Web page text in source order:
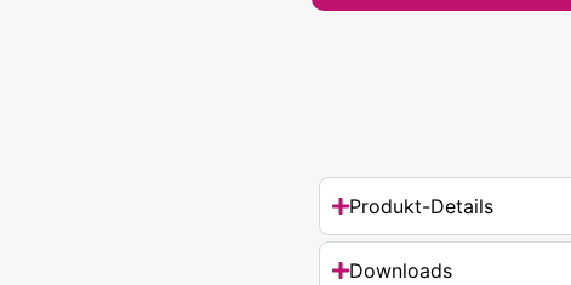
Produkt-Details
Downloads